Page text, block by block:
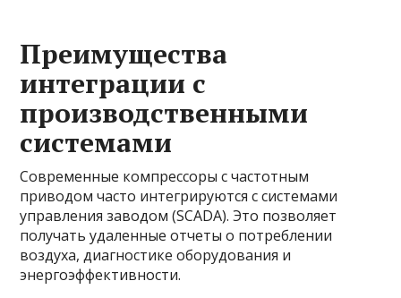
Преимущества
интеграции с
производственными
системами
Современные компрессоры с частотным
приводом часто интегрируются с системами
управления заводом (SCADA). Это позволяет
получать удаленные отчеты о потреблении
воздуха, диагностике оборудования и
энергоэффективности.